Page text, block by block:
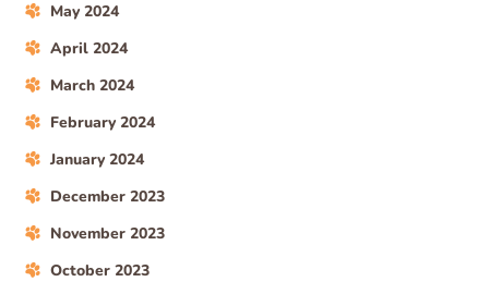
May 2024
April 2024
March 2024
February 2024
January 2024
December 2023
November 2023
October 2023